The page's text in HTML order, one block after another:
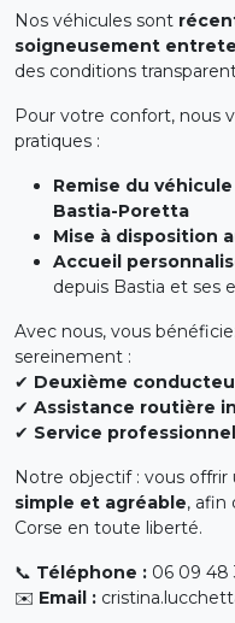
Nos véhicules sont
soigneusement
des conditions
Pour votre confort, nous
pratiques :
Remise du
Bastia-Poretta
Mise à disposition
Accueil
depuis Bastia et ses
Avec nous, vous
sereinement :
✔ Deuxième
✔ Assistance routière
✔ Service
Notre objectif : vous offrir
simple et agréable, afin
Corse en toute liberté.
📞 Téléphone : 06 09 48
✉️ Email :